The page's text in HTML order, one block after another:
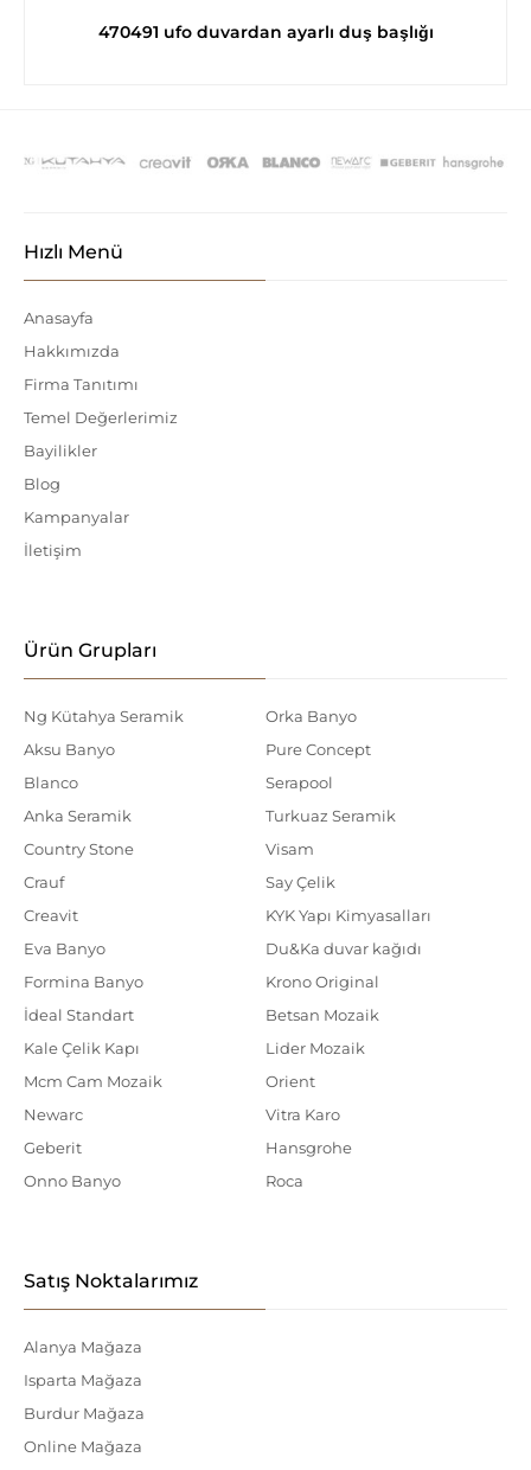
470491 ufo duvardan ayarlı duş başlığı
Hızlı Menü
Anasayfa
Hakkımızda
Firma Tanıtımı
Temel Değerlerimiz
Bayilikler
Blog
Kampanyalar
İletişim
Ürün Grupları
Ng Kütahya Seramik
Aksu Banyo
Blanco
Anka Seramik
Country Stone
Crauf
Creavit
Eva Banyo
Formina Banyo
İdeal Standart
Kale Çelik Kapı
Mcm Cam Mozaik
Newarc
Geberit
Onno Banyo
Orka Banyo
Pure Concept
Serapool
Turkuaz Seramik
Visam
Say Çelik
KYK Yapı Kimyasalları
Du&Ka duvar kağıdı
Krono Original
Betsan Mozaik
Lider Mozaik
Orient
Vitra Karo
Hansgrohe
Roca
Satış Noktalarımız
Alanya Mağaza
Isparta Mağaza
Burdur Mağaza
Online Mağaza